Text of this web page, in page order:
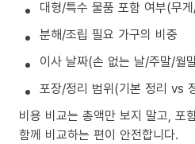
대형/특수 물품 포함 여부(무
분해/조립 필요 가구의 비중
이사 날짜(손 없는 날/주말/월
포장/정리 범위(기본 정리 vs
비용 비교는 총액만 보지 말고, 포
함께 비교하는 편이 안전합니다.